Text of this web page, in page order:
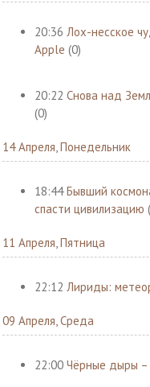
20:36 Лох-несское
Apple (0)
20:22 Снова над
(0)
14 Апреля, Понедельник
18:44 Бывший
спасти цивилизацию
11 Апреля, Пятница
22:12 Лириды:
09 Апреля, Среда
22:00 Чёрные дыры –